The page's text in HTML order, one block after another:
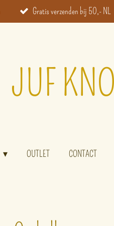
Gratis verzenden bij 50,- NL
JUF
OUTLET CONTACT